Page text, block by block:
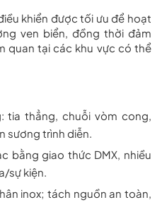
khiển được tối ưu để hoạt
ven biển, đồng thời đảm
quan tại các khu vực có thể
tia thẳng, chuỗi vòm cong,
sương trình diễn.
bằng giao thức DMX, nhiều
sự kiện.
inox; tách nguồn an toàn,